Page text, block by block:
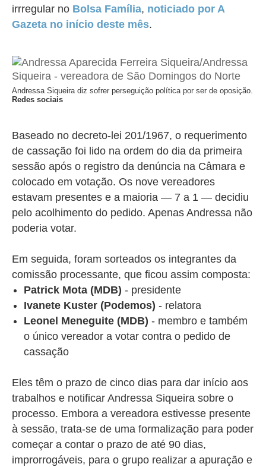
irrregular no Bolsa Família, noticiado por A
Gazeta no início deste mês.
Andressa Siqueira diz sofrer perseguição política por ser de oposição.
Redes sociais
Baseado no decreto-lei 201/1967, o requerimento
de cassação foi lido na ordem do dia da primeira
sessão após o registro da denúncia na Câmara e
colocado em votação. Os nove vereadores
estavam presentes e a maioria — 7 a 1 — decidiu
pelo acolhimento do pedido. Apenas Andressa não
poderia votar.
Em seguida, foram sorteados os integrantes da
comissão processante, que ficou assim composta:
Patrick Mota (MDB) - presidente
Ivanete Kuster (Podemos) - relatora
Leonel Meneguite (MDB) - membro e também
o único vereador a votar contra o pedido de
cassação
Eles têm o prazo de cinco dias para dar início aos
trabalhos e notificar Andressa Siqueira sobre o
processo. Embora a vereadora estivesse presente
à sessão, trata-se de uma formalização para poder
começar a contar o prazo de até 90 dias,
improrrogáveis, para o grupo realizar a apuração e